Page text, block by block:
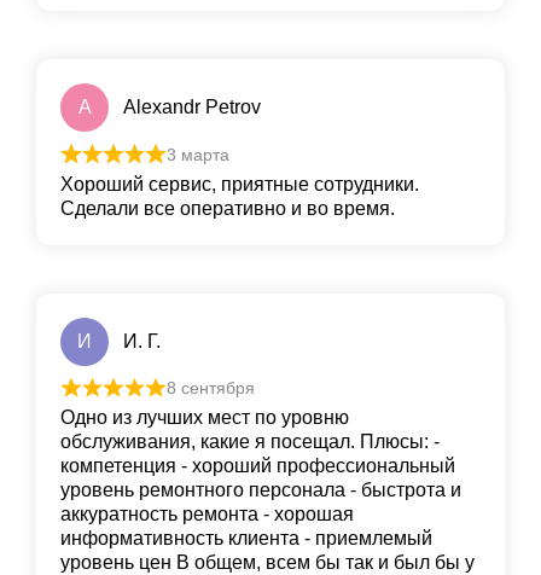
A Alexandr Petrov
3 марта
Хороший сервис, приятные сотрудники.
Сделали все оперативно и во время.
И И. Г.
8 сентября
Одно из лучших мест по уровню
обслуживания, какие я посещал. Плюсы: -
компетенция - хороший профессиональный
уровень ремонтного персонала - быстрота и
аккуратность ремонта - хорошая
информативность клиента - приемлемый
уровень цен В общем, всем бы так и был бы у